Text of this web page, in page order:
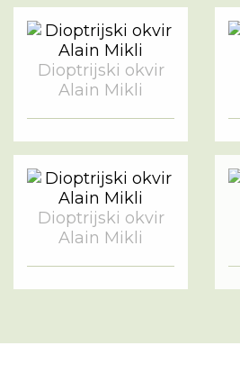
Dioptrijski okvir
Alain Mikli
Dioptrijski okvir
Alain Mikli